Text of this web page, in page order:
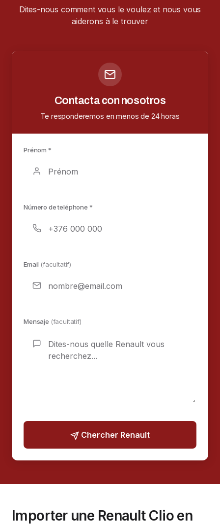
Dites-nous comment vous le voulez et nous vous
aiderons à le trouver
Contacta con nosotros
Te responderemos en menos de 24 horas
Prénom *
Número de teléphone *
Email (facultatif)
Mensaje (facultatif)
Chercher Renault
Importer une Renault Clio en